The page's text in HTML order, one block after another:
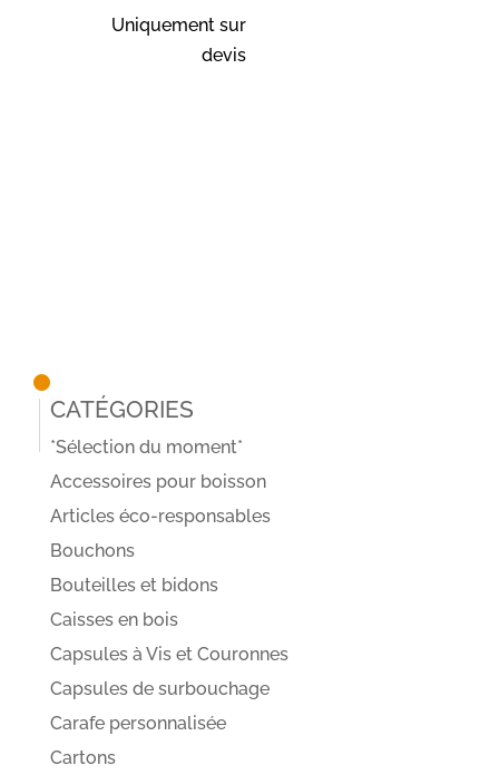
Uniquement sur
devis
Catégories
*Sélection du moment*
Accessoires pour boisson
Articles éco-responsables
Bouchons
Bouteilles et bidons
Caisses en bois
Capsules à Vis et Couronnes
Capsules de surbouchage
Carafe personnalisée
Cartons